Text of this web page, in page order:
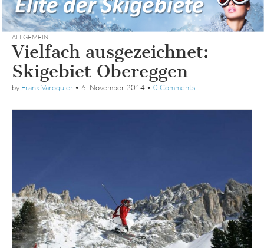
ALLGEMEIN
Vielfach ausgezeichnet:
Skigebiet Obereggen
by Frank Varoquier • 6. November 2014 • 0 Comments